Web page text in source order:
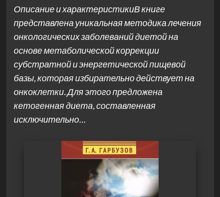
Описание и характеристикиВ книге
представлена уникальная методика лечения
онкологических заболеваний диетой на
основе метаболической коррекции
субстратной и энергетической пищевой
базы, которая избирательно действует на
онкоклетки. Для этого предложена
кетогенная диета, составленная
исключительно…